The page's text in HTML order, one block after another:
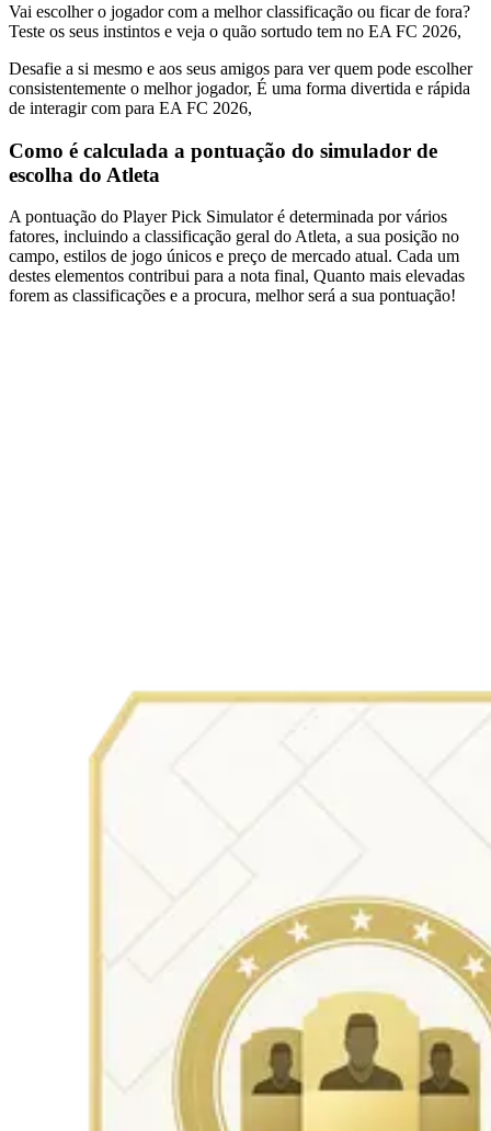
Vai escolher o jogador com a melhor classificação ou ficar de fora?
Teste os seus instintos e veja o quão sortudo tem no EA FC 2026,
Desafie a si mesmo e aos seus amigos para ver quem pode escolher
consistentemente o melhor jogador, É uma forma divertida e rápida
de interagir com para EA FC 2026,
Como é calculada a pontuação do simulador de
escolha do Atleta
A pontuação do Player Pick Simulator é determinada por vários
fatores, incluindo a classificação geral do Atleta, a sua posição no
campo, estilos de jogo únicos e preço de mercado atual. Cada um
destes elementos contribui para a nota final, Quanto mais elevadas
forem as classificações e a procura, melhor será a sua pontuação!